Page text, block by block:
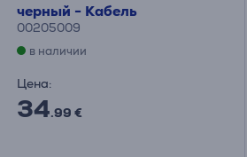
черный - Кабель
00205009
в наличии
Цена:
34.99 €